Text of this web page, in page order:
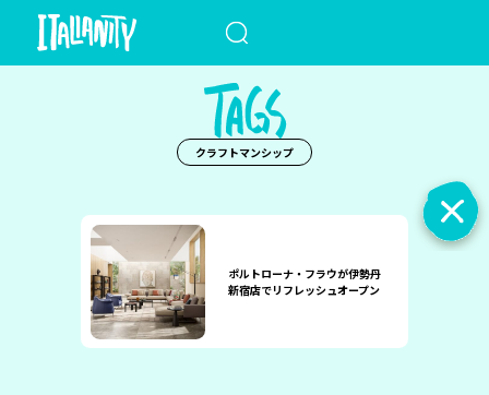
クラフトマンシップ
ポルトローナ・フラウが伊勢丹
新宿店でリフレッシュオープン